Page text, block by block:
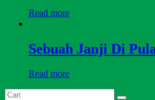
Read more
Sebuah Janji Di
Read more